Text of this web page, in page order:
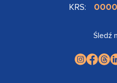
KRS:
Śledź